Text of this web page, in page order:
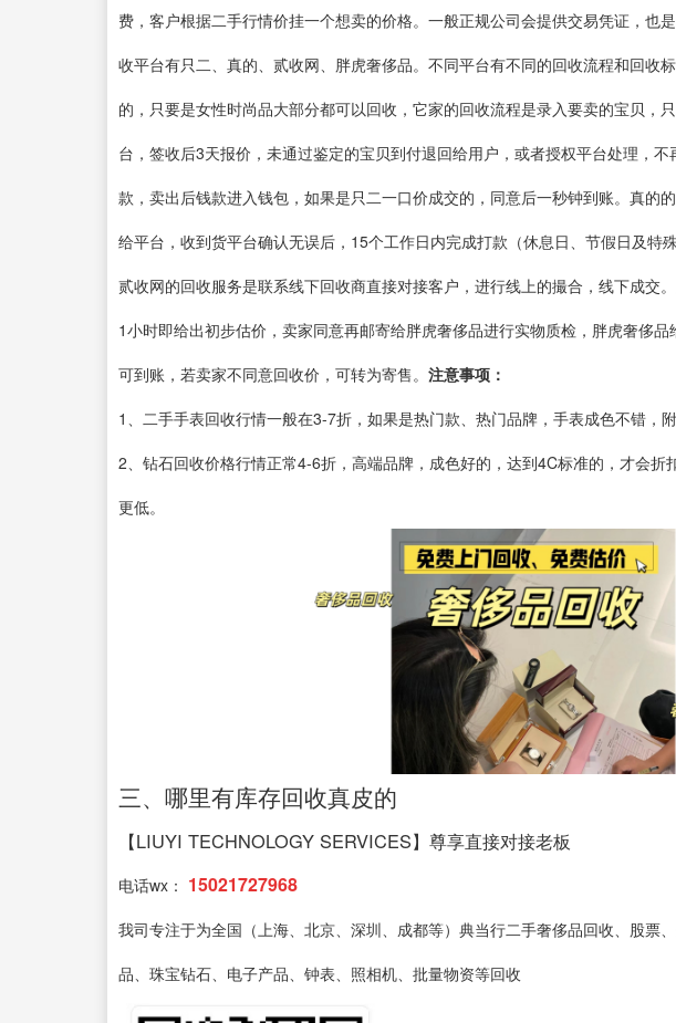
费，客户根据二手行情价挂一个想卖的价格。一般正规公司会提供交易凭证，也
收平台有只二、真的、贰收网、胖虎奢侈品。不同平台有不同的回收流程和回收
的，只要是女性时尚品大部分都可以回收，它家的回收流程是录入要卖的宝贝，
台，签收后3天报价，未通过鉴定的宝贝到付退回给用户，或者授权平台处理，
款，卖出后钱款进入钱包，如果是只二一口价成交的，同意后一秒钟到账。真的
给平台，收到货平台确认无误后，15个工作日内完成打款（休息日、节假日及特殊
贰收网的回收服务是联系线下回收商直接对接客户，进行线上的撮合，线下成交
1小时即给出初步估价，卖家同意再邮寄给胖虎奢侈品进行实物质检，胖虎奢侈
可到账，若卖家不同意回收价，可转为寄售。 注意事项：
1、二手手表回收行情一般在3-7折，如果是热门款、热门品牌，手表成色不错，
2、钻石回收价格行情正常4-6折，高端品牌，成色好的，达到4C标准的，才会折
更低。
三、哪里有库存回收真皮的
【LIUYI TECHNOLOGY SERVICES】尊享直接对接老板
电话wx： 15021727968
我司专注于为全国（上海、北京、深圳、成都等）典当行二手奢侈品回收、股票
品、珠宝钻石、电子产品、钟表、照相机、批量物资等回收